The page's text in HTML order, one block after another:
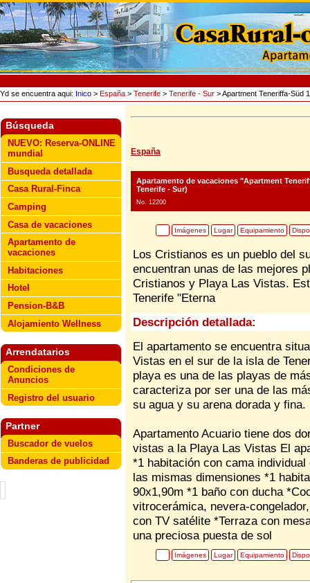
Yd se encuentra aqui: Inico > España > Tenerife > Tenerife - Sur > Apartment Teneriffa-Süd
Búsqueda
NUEVO: Reserva-ONLINE
mundial
Busqueda detallada
Casa Rural-Finca
Camping
Casa de vacaciones
Apartamento de
vacaciones
Habitaciones
Hotel
Pension-B&B
Alojamiento Wellness
Arrendatarios
Condiciones de
Anuncios
Registro del usuario
Partner
Buscador de vuelos
Banderas de publicidad
España
Apartamento de vacaciones "Apartment
Tenerife - Sur)
No. 12200
Imágenes Lugar Equipamiento
Los Cristianos es un pueblo del
encuentran unas de las mejores
Cristianos y Playa Las Vistas.
Tenerife "Eterna
Descripción detallada:
El apartamento se encuentra
Vistas en el sur de la isla de
playa es una de las playas de
caracteriza por ser una de las
su agua y su arena dorada y fina.
Apartamento Acuario tiene dos
vistas a la Playa Las Vistas El
*1 habitación con cama
las mismas dimensiones *1
90x1,90m *1 baño con ducha
vitrocerámica, nevera-
con TV satélite *Terraza con
una preciosa puesta de sol
Imágenes Lugar Equipamiento